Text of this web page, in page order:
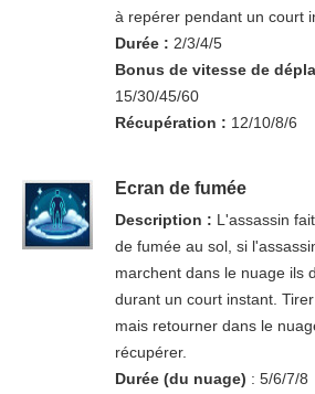
à repérer pendant un court
Durée : 2/3/4/5
Bonus de vitesse de
15/30/45/60
Récupération : 12/10/8/6
Ecran de fumée
Description : L'assassin
de fumée au sol, si
marchent dans le nuage ils
durant un court instant.
mais retourner dans le
récupérer.
Durée (du nuage) : 5/6/7/8